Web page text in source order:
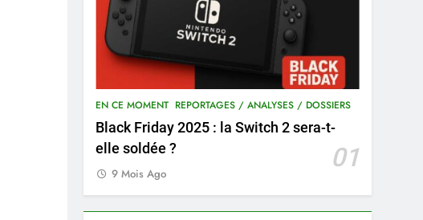
EN CE MOMENT REPORTAGES / ANALYSES / DOSSIERS
Black Friday 2025 : la Switch 2 sera-t-
elle soldée ?
01
9 Mois Ago